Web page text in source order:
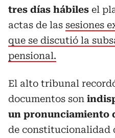
tres días hábiles el
actas de las sesiones
que se discutió la
pensional.
El alto tribunal
documentos son
un pronunciamiento
de constitucionalidad